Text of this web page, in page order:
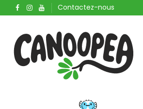
Contactez-nous